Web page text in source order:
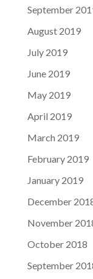
September
August 2019
July 2019
June 2019
May 2019
April 2019
March 2019
February 2019
January 2019
December
November
October 2018
September